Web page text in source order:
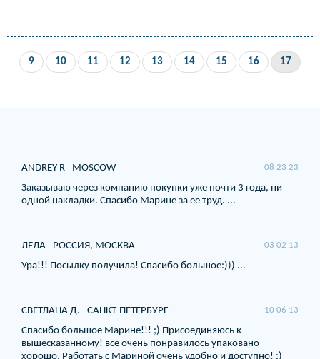
9 10 11 12 13 14 15 16 17
ANDREY R MOSCOW 08 23 23
Заказываю через компанию покупки уже почти 3 года, ни
одной накладки. Спасибо Марине за ее труд. ...
ЛЕЛА РОССИЯ, МОСКВА 03 02 13
Ура!!! Посылку получила! Спасибо большое:))) ...
СВЕТЛАНА Д. САНКТ-ПЕТЕРБУРГ 10 06 13
Спасибо большое Марине!!! ;) Присоединяюсь к
вышесказанному! все очень понравилось упаковано
хорошо. Работать с Мариной очень удобно и доступно! :)